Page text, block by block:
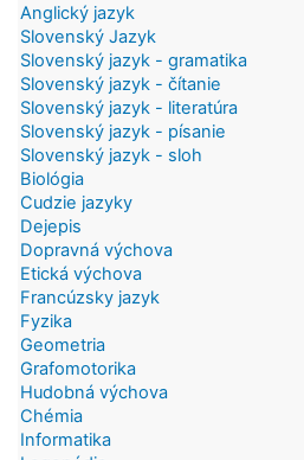
Anglický jazyk
Slovenský Jazyk
Slovenský jazyk - gramatika
Slovenský jazyk - čítanie
Slovenský jazyk - literatúra
Slovenský jazyk - písanie
Slovenský jazyk - sloh
Biológia
Cudzie jazyky
Dejepis
Dopravná výchova
Etická výchova
Francúzsky jazyk
Fyzika
Geometria
Grafomotorika
Hudobná výchova
Chémia
Informatika